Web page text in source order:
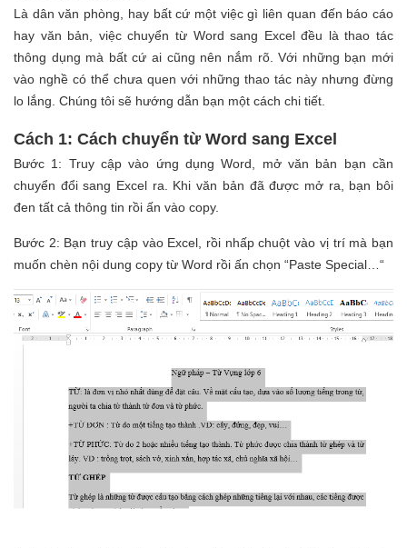
Là dân văn phòng, hay bất cứ một việc gì liên quan đến báo cáo
hay văn bản, việc chuyển từ Word sang Excel đều là thao tác
thông dụng mà bất cứ ai cũng nên nắm rõ. Với những bạn mới
vào nghề có thể chưa quen với những thao tác này nhưng đừng
lo lắng. Chúng tôi sẽ hướng dẫn bạn một cách chi tiết.
Cách 1: Cách chuyển từ Word sang Excel
Bước 1: Truy cập vào ứng dụng Word, mở văn bản bạn cần
chuyển đổi sang Excel ra. Khi văn bản đã được mở ra, bạn bôi
đen tất cả thông tin rồi ấn vào copy.
Bước 2: Bạn truy cập vào Excel, rồi nhấp chuột vào vị trí mà bạn
muốn chèn nội dung copy từ Word rồi ấn chọn “Paste Special…“